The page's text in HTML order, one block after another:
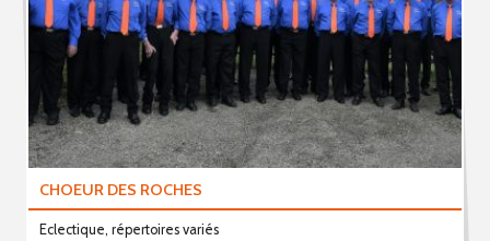
CHOEUR DES ROCHES
Eclectique, répertoires variés